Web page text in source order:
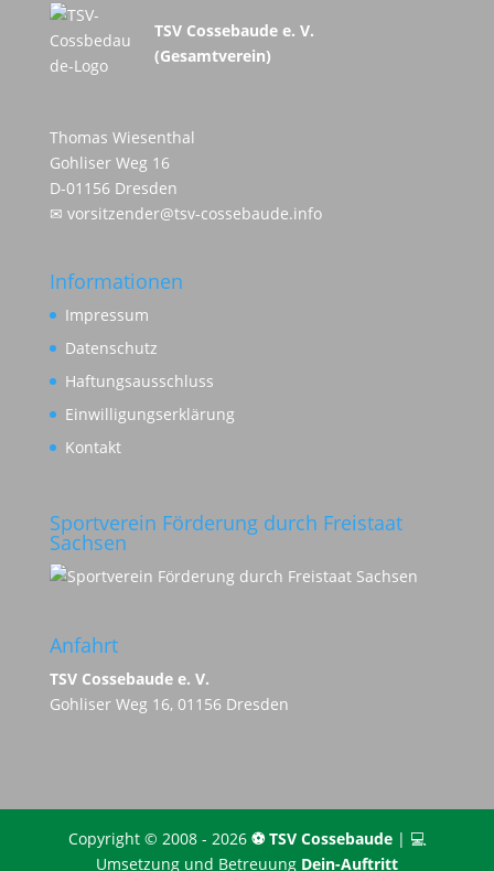
TSV Cossebaude e. V.
(Gesamtverein)
Thomas Wiesenthal
Gohliser Weg 16
D-01156 Dresden
✉ vorsitzender@tsv-cossebaude.info
Informationen
Impressum
Datenschutz
Haftungsausschluss
Einwilligungserklärung
Kontakt
Sportverein Förderung durch Freistaat
Sachsen
Anfahrt
TSV Cossebaude e. V.
Gohliser Weg 16, 01156 Dresden
Copyright © 2008 - 2026 ⚽️ TSV Cossebaude| 💻
Umsetzung und Betreuung Dein-Auftritt